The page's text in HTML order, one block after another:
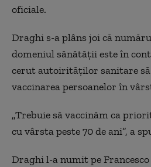
oficiale.
Draghi s-a plâns joi că
domeniul sănătății este în
cerut autoirităților sanitare să
vaccinarea persoanelor în
„Trebuie să vaccinăm ca
cu vârsta peste 70 de ani”, a
Draghi l-a numit pe